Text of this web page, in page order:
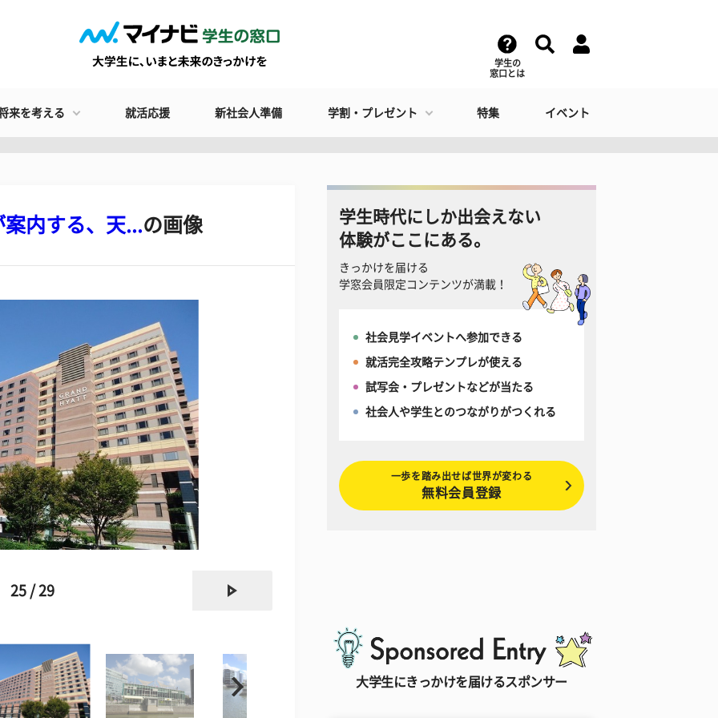
学生の
窓口とは
来を考える 就活応援 新社会人準備 学割・プレゼント 特集 イベント
内する、天...の画像
25 / 29
学生時代にしか出会えない
体験がここにある。
きっかけを届ける
学窓会員限定コンテンツが満載！
社会見学イベントへ参加できる
就活完全攻略テンプレが使える
試写会・プレゼントなどが当たる
社会人や学生とのつながりがつくれる
一歩を踏み出せば世界が変わる
無料会員登録
大学生にきっかけを届けるスポンサー